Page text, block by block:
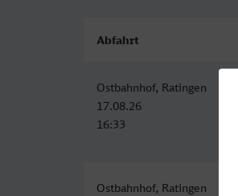
Abfahrt
Ostbahnhof, Ratingen
17.08.26
16:33
Ostbahnhof, Ratingen